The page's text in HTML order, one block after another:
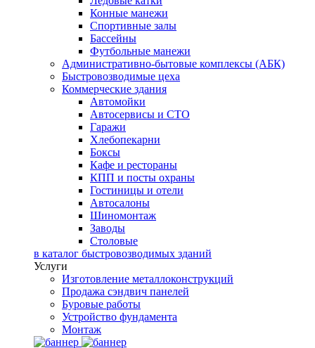
Конные манежи
Спортивные залы
Бассейны
Футбольные манежи
Административно-бытовые комплексы (АБК)
Быстровозводимые цеха
Коммерческие здания
Автомойки
Автосервисы и СТО
Гаражи
Хлебопекарни
Боксы
Кафе и рестораны
КПП и посты охраны
Гостиницы и отели
Автосалоны
Шиномонтаж
Заводы
Столовые
в каталог быстровозводимых зданий
Услуги
Изготовление металлоконструкций
Продажа сэндвич панелей
Буровые работы
Устройство фундамента
Монтаж